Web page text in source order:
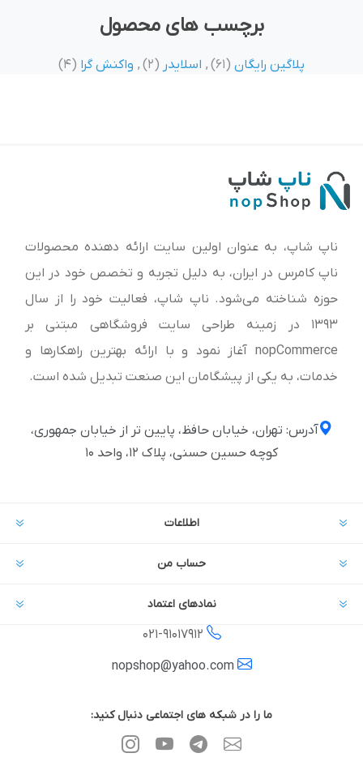
برچسب های محصول
پلاگین رایگان (61)
, اسلایدر (2)
, واکنش گرا (4)
ناپ شاپ، به عنوان اولین سایت ارائه‌ دهنده محصولات
ناپ کامرس در ایران، به دلیل تجربه و تخصص خود در این
حوزه شناخته می‌شود. ناپ شاپ، فعالیت خود را از سال
1393 در زمینه طراحی سایت فروشگاهی مبتنی بر
nopCommerce آغاز نمود و با ارائه بهترین راهکارها و
خدمات، به یکی از پیشگامان این صنعت تبدیل شده است.
آدرس: تهران، خیابان حافظ، پایین تر از خیابان جمهوری،
کوچه حسین حسنی، پلاک ۱۲، واحد ۱۰
اطلاعات
حساب من
نمادهای اعتماد
021-91017912
ما را در شبکه های اجتماعی دنبال کنید: